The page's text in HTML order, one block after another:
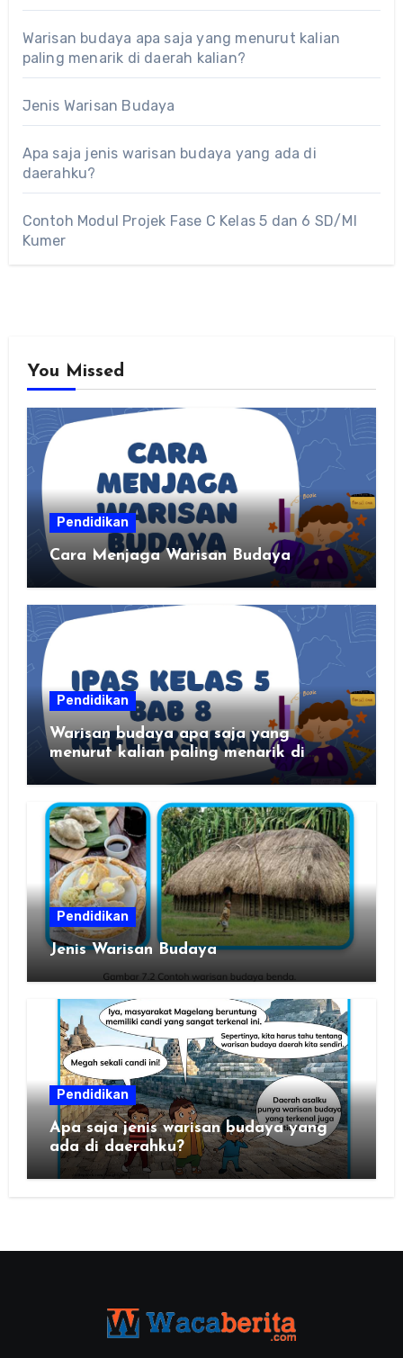
Warisan budaya apa saja yang menurut kalian
paling menarik di daerah kalian?
Jenis Warisan Budaya
Apa saja jenis warisan budaya yang ada di
daerahku?
Contoh Modul Projek Fase C Kelas 5 dan 6 SD/MI
Kumer
You Missed
Pendidikan
Cara Menjaga Warisan Budaya
Pendidikan
Warisan budaya apa saja yang
menurut kalian paling menarik di
Pendidikan
Jenis Warisan Budaya
Pendidikan
Apa saja jenis warisan budaya yang
ada di daerahku?